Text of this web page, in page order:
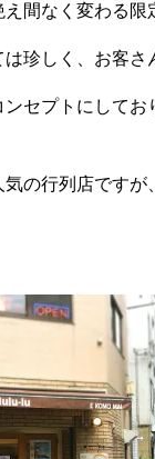
間なく変わる限
珍しく、お客さ
セプトにして
の行列店です